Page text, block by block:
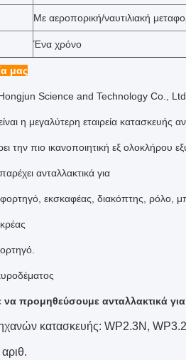
Με αεροπορική/ναυτιλιακή
Ένα χρόνο
μας
Science and Technology Co., Ltd.
η μεγαλύτερη εταιρεία κατασκευής
την πιο ικανοποιητική εξ ολοκλήρου
ανταλλακτικά για
εκσκαφέας, διακόπτης, ρόλο,
προμηθεύσουμε ανταλλακτικά
κατασκευής: WP2.3N,